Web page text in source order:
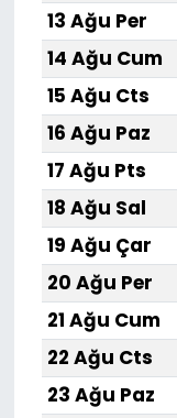
13 Ağu Per
14 Ağu Cum
15 Ağu Cts
16 Ağu Paz
17 Ağu Pts
18 Ağu Sal
19 Ağu Çar
20 Ağu Per
21 Ağu Cum
22 Ağu Cts
23 Ağu Paz